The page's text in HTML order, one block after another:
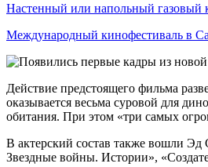
Настенный или напольный газовый
Международный кинофестиваль в
Действие предстоящего фильма
оказывается весьма суровой для
обитания. При этом «три самых
В актерский состав также вошли
Звездные войны. Истории»,